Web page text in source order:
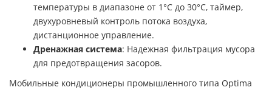
температуры в диапазоне от 1°C до 30°C, таймер,
двухуровневый контроль потока воздуха,
дистанционное управление.
Дренажная система: Надежная фильтрация мусора
для предотвращения засоров.
Мобильные кондиционеры промышленного типа Optima